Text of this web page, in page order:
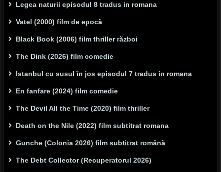
Legea naturii episodul 8 tradus in romana
Vatel (2000) film de epocă
Black Book (2006) film thriller război
The Dink (2026) film comedie
Istanbul cu susul în jos episodul 7 tradus in romana
En fanfare (2024) film comedie
The Devil All the Time (2020) film thriller
Death on the Nile (2022) film subtitrat romana
Gunche (Colonia 2026) film subtitrat română
The Debt Collector (Recuperatorul 2026)